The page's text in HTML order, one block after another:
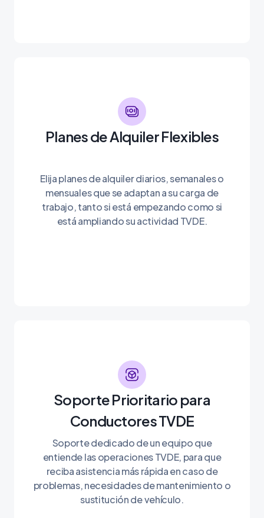
Planes de Alquiler Flexibles
Elija planes de alquiler diarios, semanales o
mensuales que se adaptan a su carga de
trabajo, tanto si está empezando como si
está ampliando su actividad TVDE.
Soporte Prioritario para
Conductores TVDE
Soporte dedicado de un equipo que
entiende las operaciones TVDE, para que
reciba asistencia más rápida en caso de
problemas, necesidades de mantenimiento o
sustitución de vehículo.